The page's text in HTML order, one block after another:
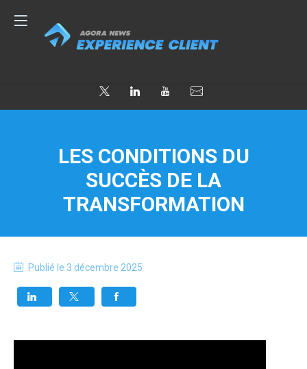
LES CONDITIONS DU
SUCCÈS DE LA
TRANSFORMATION
Publié le 3 décembre 2025